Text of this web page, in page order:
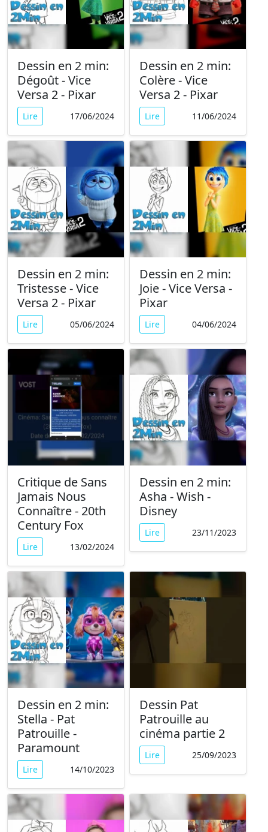
Dessin en 2 min:
Dégoût - Vice
Versa 2 - Pixar
Lire 17/06/2024
Dessin en 2 min:
Colère - Vice
Versa 2 - Pixar
Lire 11/06/2024
Dessin en 2 min:
Tristesse - Vice
Versa 2 - Pixar
Lire 05/06/2024
Dessin en 2 min:
Joie - Vice Versa -
Pixar
Lire 04/06/2024
Critique de Sans
Jamais Nous
Connaître - 20th
Century Fox
Lire 13/02/2024
Dessin en 2 min:
Asha - Wish -
Disney
Lire 23/11/2023
Dessin en 2 min:
Stella - Pat
Patrouille -
Paramount
Lire 14/10/2023
Dessin Pat
Patrouille au
cinéma partie 2
Lire 25/09/2023